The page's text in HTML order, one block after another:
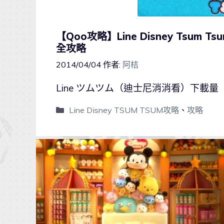
【Qoo攻略】Line Disney Tsum
全攻略
2014/04/04 作者: 阿桔
Line ツムツム（迪士尼消消看）下載量
Line Disney TSUM TSUM攻略、 攻略